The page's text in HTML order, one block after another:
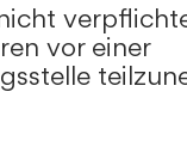
vor einer